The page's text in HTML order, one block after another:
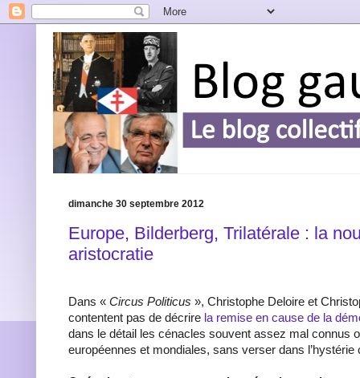
dimanche 30 septembre 2012
Europe, Bilderberg, Trilatérale : la
aristocratie
Dans « Circus Politicus », Christophe Deloire et
contentent pas de décrire la remise en cause de la
dans le détail les cénacles souvent assez mal connus
européennes et mondiales, sans verser dans l’hystérie